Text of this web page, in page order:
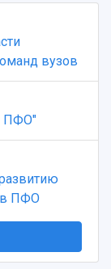
вузов
ПФО"
в ПФО